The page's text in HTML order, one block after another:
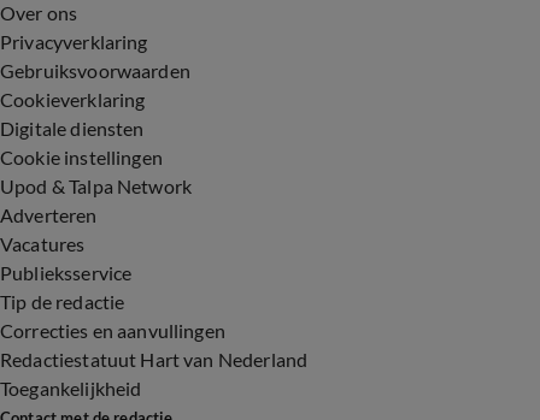
Over ons
Privacyverklaring
Gebruiksvoorwaarden
Cookieverklaring
Digitale diensten
Cookie instellingen
Upod & Talpa Network
Adverteren
Vacatures
Publieksservice
Tip de redactie
Correcties en aanvullingen
Redactiestatuut Hart van Nederland
Toegankelijkheid